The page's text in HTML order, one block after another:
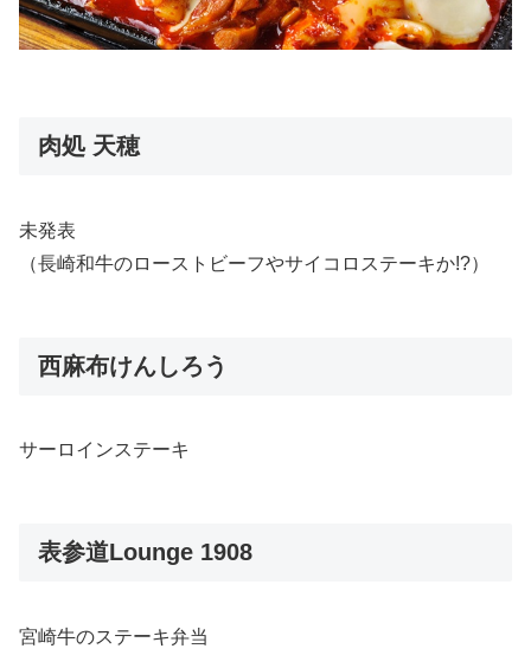
肉処 天穂
未発表
（長崎和牛のローストビーフやサイコロステーキか!?）
西麻布けんしろう
サーロインステーキ
表参道Lounge 1908
宮崎牛のステーキ弁当